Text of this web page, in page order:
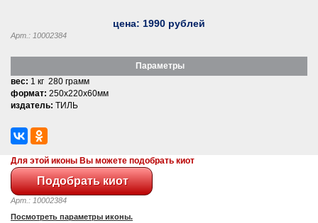
цена: 1990 рублей
Арт.: 10002384
Параметры
вес: 1 кг 280 грамм
формат: 250x220x60мм
издатель: ТИЛЬ
Для этой иконы Вы можете подобрать киот
Арт.: 10002384
Посмотреть параметры иконы.